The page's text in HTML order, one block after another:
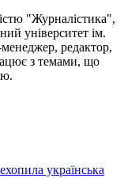
"Журналістика",
університет ім.
редактор,
з темами, що
українська